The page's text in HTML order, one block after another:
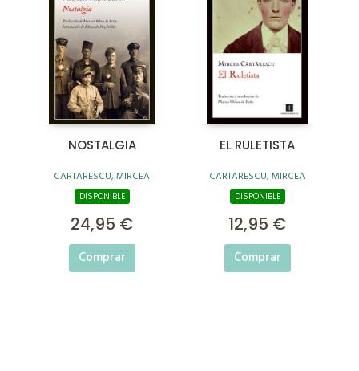
NOSTALGIA
CARTARESCU, MIRCEA
DISPONIBLE
24,95 €
Comprar
EL RULETISTA
CARTARESCU, MIRCEA
DISPONIBLE
12,95 €
Comprar